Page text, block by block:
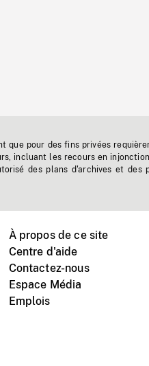
que pour des fins privées
incluant les recours en
des plans d'archives et des
À propos de ce site
Centre d'aide
Contactez-nous
Espace Média
Emplois